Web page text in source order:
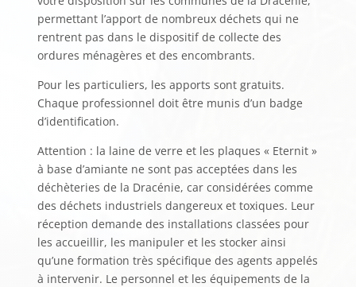
permettant l’apport de nombreux déchets qui ne
rentrent pas dans le dispositif de collecte des
ordures ménagères et des encombrants.
Pour les particuliers, les apports sont gratuits.
Chaque professionnel doit être munis d’un badge
d’identification.
Attention : la laine de verre et les plaques « Eternit »
à base d’amiante ne sont pas acceptées dans les
déchèteries de la Dracénie, car considérées comme
des déchets industriels dangereux et toxiques. Leur
réception demande des installations classées pour
les accueillir, les manipuler et les stocker ainsi
qu’une formation très spécifique des agents appelés
à intervenir. Le personnel et les équipements de la